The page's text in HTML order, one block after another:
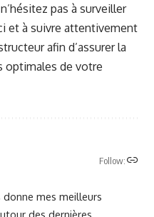
pas à surveiller
et à suivre attentivement
afin d’assurer la
optimales de votre
Follow:
mes meilleurs
des dernières